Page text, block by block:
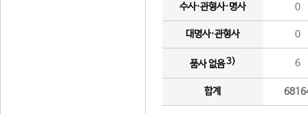
수사·관형사·명사 0
대명사·관형사 0
품사 없음3) 6
합계